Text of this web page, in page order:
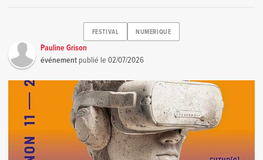
FESTIVAL NUMERIQUE
Pauline Grison
événement publié le02/07/2026